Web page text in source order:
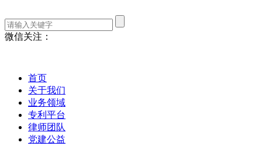
微信关注：
首页
关于我们
业务领域
专利平台
律师团队
党建公益